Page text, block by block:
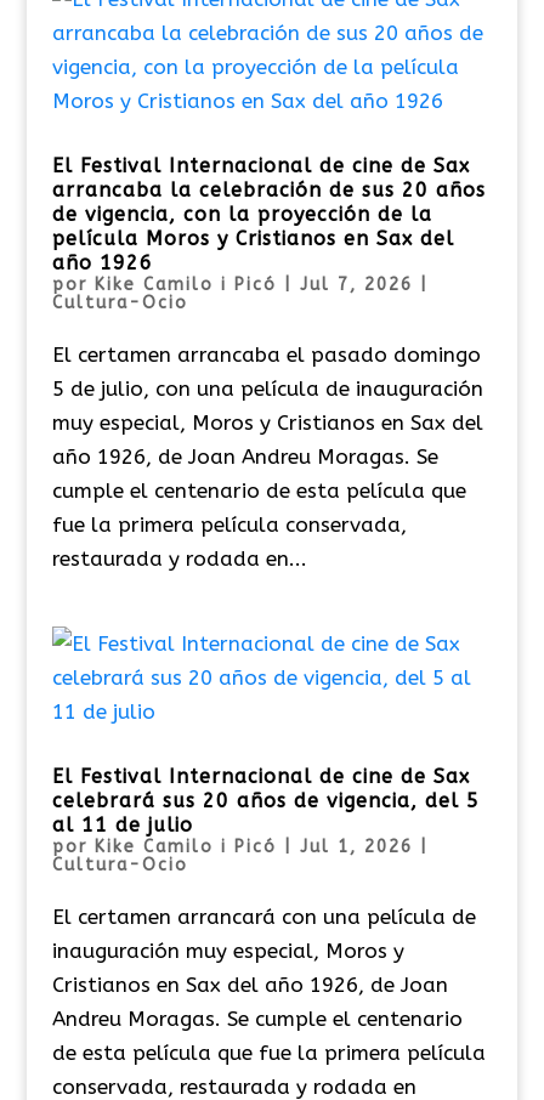
El Festival Internacional de cine de Sax
arrancaba la celebración de sus 20 años
de vigencia, con la proyección de la
película Moros y Cristianos en Sax del
año 1926
por Kike Camilo i Picó Jul 7, 2026
Cultura-Ocio
El certamen arrancaba el pasado domingo
5 de julio, con una película de inauguración
muy especial, Moros y Cristianos en Sax del
año 1926, de Joan Andreu Moragas. Se
cumple el centenario de esta película que
fue la primera película conservada,
restaurada y rodada en...
El Festival Internacional de cine de Sax
celebrará sus 20 años de vigencia, del 5
al 11 de julio
por Kike Camilo i Picó Jul 1, 2026
Cultura-Ocio
El certamen arrancará con una película de
inauguración muy especial, Moros y
Cristianos en Sax del año 1926, de Joan
Andreu Moragas. Se cumple el centenario
de esta película que fue la primera película
conservada, restaurada y rodada en